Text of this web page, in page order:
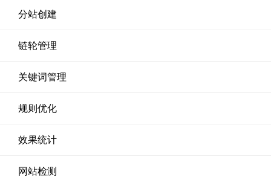
分站创建
链轮管理
关键词管理
规则优化
效果统计
网站检测